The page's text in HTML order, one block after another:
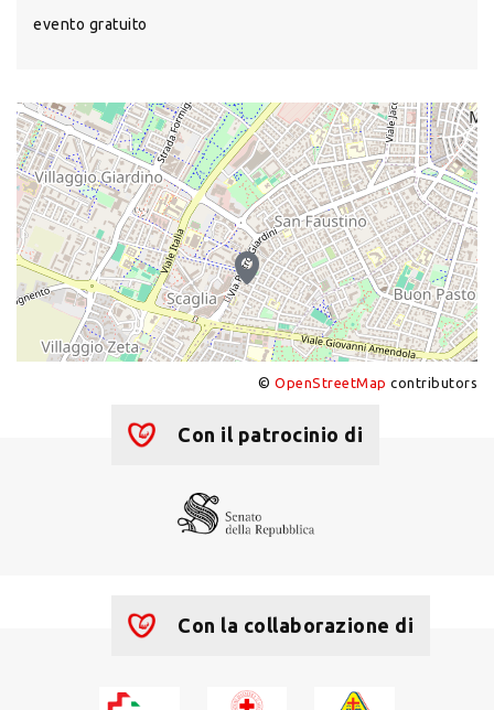
evento gratuito
© OpenStreetMap contributors
Con il patrocinio di
Con la collaborazione di